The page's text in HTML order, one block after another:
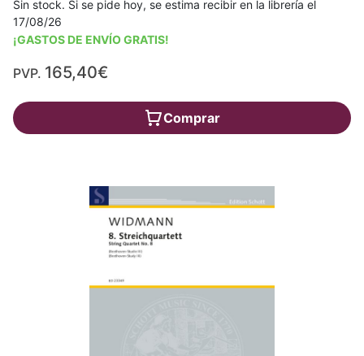
Sin stock. Si se pide hoy, se estima recibir en la librería el
17/08/26
¡GASTOS DE ENVÍO GRATIS!
PVP. 165,40€
Comprar